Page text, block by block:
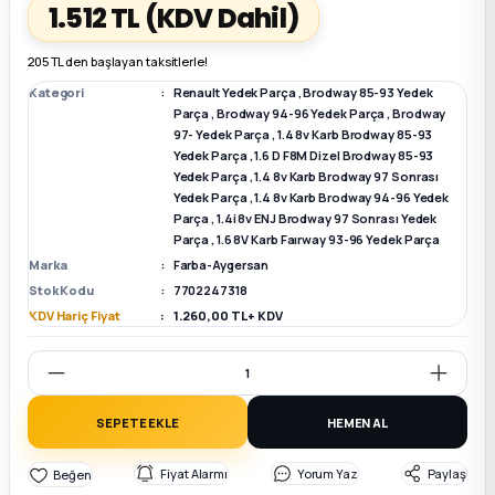
Parça
Parça
Parça
1.512 TL (KDV Dahil)
205 TL den başlayan taksitlerle!
Kategori
Renault Yedek Parça,Brodway 85-93 Yedek
Parça,Brodway 94-96 Yedek Parça,Brodway
97- Yedek Parça,1.4 8v Karb Brodway 85-93
Yedek Parça,1.6 D F8M Dizel Brodway 85-93
Yedek Parça,1.4 8v Karb Brodway 97 Sonrası
Yedek Parça,1.4 8v Karb Brodway 94-96 Yedek
Parça,1.4i 8v ENJ Brodway 97 Sonrası Yedek
Parça,1.6 8V Karb Faırway 93-96 Yedek Parça
Marka
Farba-Aygersan
Stok Kodu
7702247318
KDV Hariç Fiyat
1.260,00 TL + KDV
SEPETE EKLE HEMEN AL
Fiyat Alarmı Yorum Yaz Paylaş